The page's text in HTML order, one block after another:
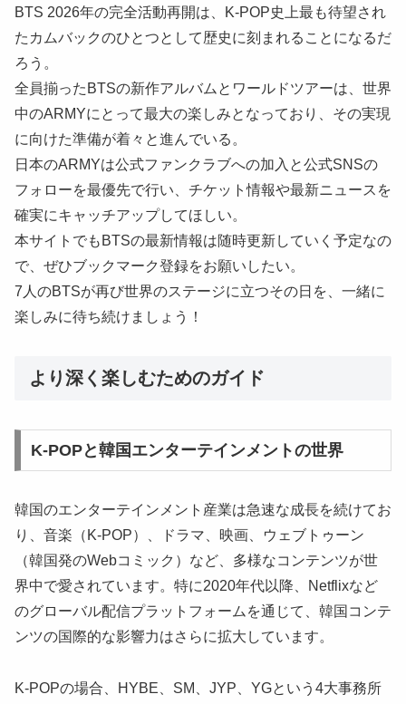
BTS 2026年の完全活動再開は、K-POP史上最も待望され
たカムバックのひとつとして歴史に刻まれることになるだ
ろう。
全員揃ったBTSの新作アルバムとワールドツアーは、世界
中のARMYにとって最大の楽しみとなっており、その実現
に向けた準備が着々と進んでいる。
日本のARMYは公式ファンクラブへの加入と公式SNSの
フォローを最優先で行い、チケット情報や最新ニュースを
確実にキャッチアップしてほしい。
本サイトでもBTSの最新情報は随時更新していく予定なの
で、ぜひブックマーク登録をお願いしたい。
7人のBTSが再び世界のステージに立つその日を、一緒に
楽しみに待ち続けましょう！
より深く楽しむためのガイド
K-POPと韓国エンターテインメントの世界
韓国のエンターテインメント産業は急速な成長を続けてお
り、音楽（K-POP）、ドラマ、映画、ウェブトゥーン
（韓国発のWebコミック）など、多様なコンテンツが世
界中で愛されています。特に2020年代以降、Netflixなど
のグローバル配信プラットフォームを通じて、韓国コンテ
ンツの国際的な影響力はさらに拡大しています。
K-POPの場合、HYBE、SM、JYP、YGという4大事務所